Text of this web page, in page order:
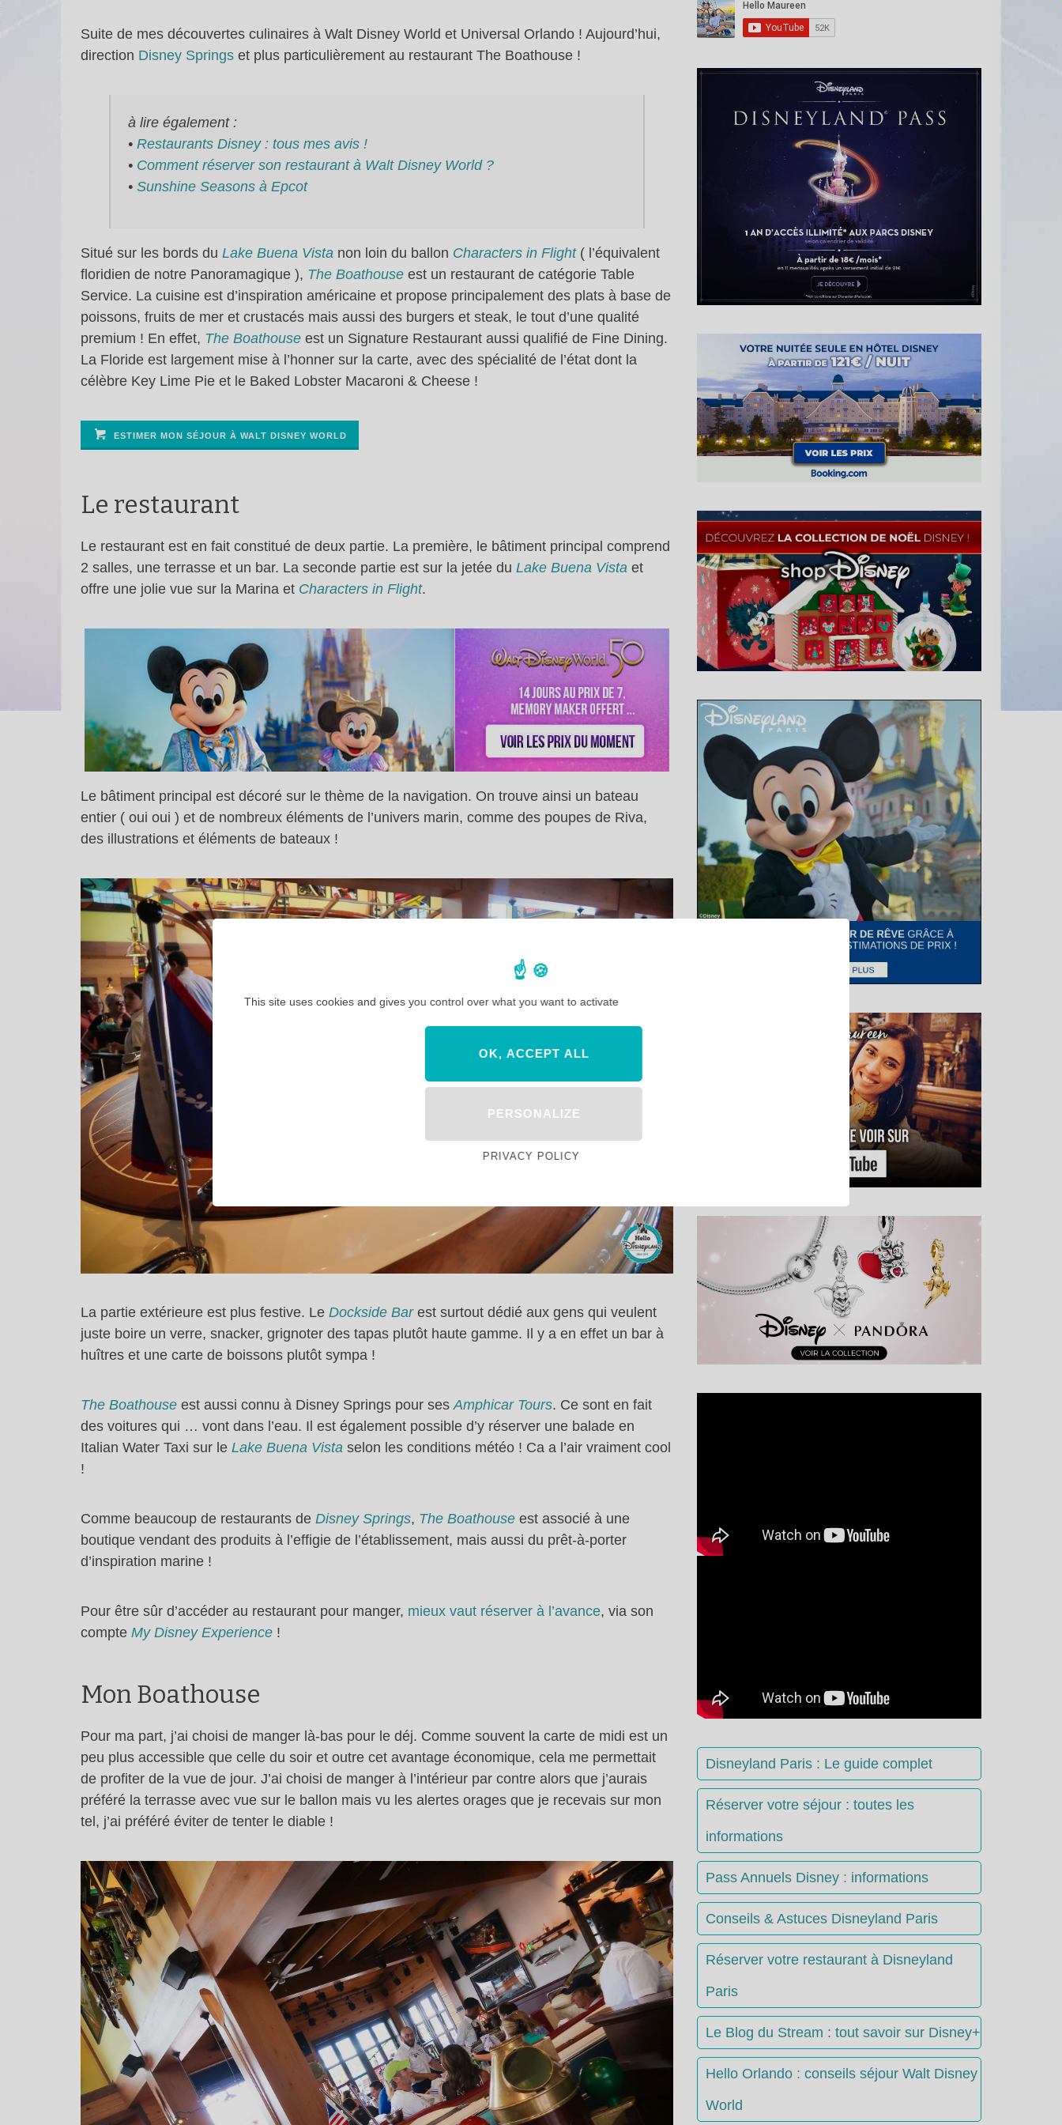
Suite de mes découvertes culinaires à Walt Disney World et Universal Orlando ! Aujourd’hui,
direction Disney Springs et plus particulièrement au restaurant The Boathouse !
à lire également :
• Restaurants Disney : tous mes avis !
• Comment réserver son restaurant à Walt Disney World ?
• Sunshine Seasons à Epcot
Situé sur les bords du Lake Buena Vista non loin du ballon Characters in Flight( l’équivalent
floridien de notre Panoramagique ), The Boathouse est un restaurant de catégorie Table
Service. La cuisine est d’inspiration américaine et propose principalement des plats à base de
poissons, fruits de mer et crustacés mais aussi des burgers et steak, le tout d’une qualité
premium ! En effet, The Boathouse est un Signature Restaurant aussi qualifié de Fine Dining.
La Floride est largement mise à l’honner sur la carte, avec des spécialité de l’état dont la
célèbre Key Lime Pie et le Baked Lobster Macaroni & Cheese !
ESTIMER MON SÉJOUR À WALT DISNEY WORLD
Le restaurant
Le restaurant est en fait constitué de deux partie. La première, le bâtiment principal comprend
2 salles, une terrasse et un bar. La seconde partie est sur la jetée du Lake Buena Vista et
offre une jolie vue sur la Marina et Characters in Flight.
Le bâtiment principal est décoré sur le thème de la navigation. On trouve ainsi un bateau
entier ( oui oui ) et de nombreux éléments de l’univers marin, comme des poupes de Riva,
des illustrations et éléments de bateaux !
La partie extérieure est plus festive. Le Dockside Bar est surtout dédié aux gens qui veulent
juste boire un verre, snacker, grignoter des tapas plutôt haute gamme. Il y a en effet un bar à
huîtres et une carte de boissons plutôt sympa !
The Boathouse est aussi connu à Disney Springs pour ses Amphicar Tours. Ce sont en fait
des voitures qui … vont dans l’eau. Il est également possible d’y réserver une balade en
Italian Water Taxi sur le Lake Buena Vista selon les conditions météo ! Ca a l’air vraiment cool
!
Comme beaucoup de restaurants de Disney Springs, The Boathouse est associé à une
boutique vendant des produits à l’effigie de l’établissement, mais aussi du prêt-à-porter
d’inspiration marine !
Pour être sûr d’accéder au restaurant pour manger, mieux vaut réserver à l’avance, via son
compte My Disney Experience !
Mon Boathouse
Pour ma part, j’ai choisi de manger là-bas pour le déj. Comme souvent la carte de midi est un
peu plus accessible que celle du soir et outre cet avantage économique, cela me permettait
de profiter de la vue de jour. J’ai choisi de manger à l’intérieur par contre alors que j’aurais
préféré la terrasse avec vue sur le ballon mais vu les alertes orages que je recevais sur mon
tel, j’ai préféré éviter de tenter le diable !
Disneyland Paris : Le guide complet
Réserver votre séjour : toutes les
informations
Pass Annuels Disney : informations
Conseils & Astuces Disneyland Paris
Réserver votre restaurant à Disneyland
Paris
Le Blog du Stream : tout savoir sur Disney+
Hello Orlando : conseils séjour Walt Disney
World
This site uses cookies and gives you control over what you want to activate
OK, ACCEPT ALL
PERSONALIZE
PRIVACY POLICY